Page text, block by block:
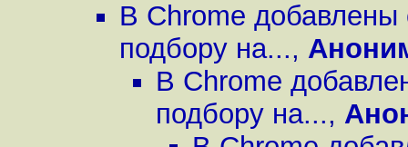
В Chrome добавлены
подбору на...,
В Chrome
подбору на...,